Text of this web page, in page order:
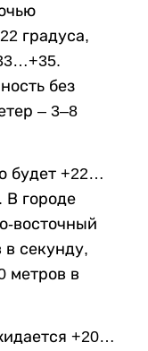
градуса,
без
– 3–8
будет +22…
В городе
восточный
в секунду,
метров в
+20…